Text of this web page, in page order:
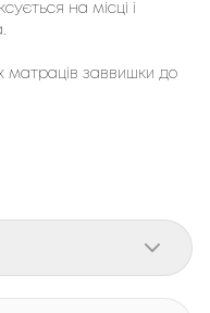
на місці і
матраців заввишки до